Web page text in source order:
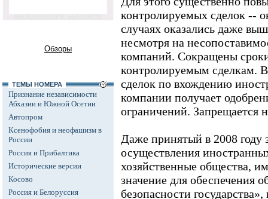
Обзоры
ТЕМЫ НОМЕРА
Признание независимости
Абхазии и Южной Осетии
Автопром
Ксенофобия и неофашизм в
России
Россия и Прибалтика
Исторические версии
Косово
Россия и Белоруссия
контролируемых сделок --
случаях оказались даже
несмотря на
компаний. Сокращены
контролируемым сделкам.
сделок по вхождению
компании получает
ограничений. Запрещается
Даже принятый в 2008 году
осуществления
хозяйственные общества,
значение для обеспечения
безопасности